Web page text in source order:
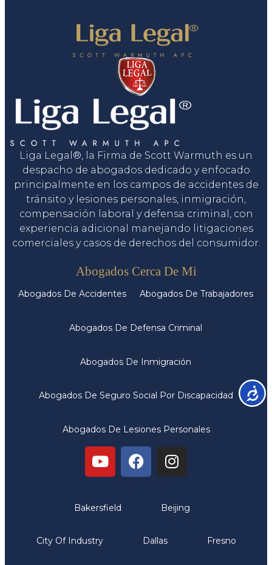
Liga Legal®, la Firma de Scott Warmuth es un
despacho de abogados dedicado y enfocado
principalmente en los campos de accidentes de
tránsito y lesiones personales, inmigración,
compensación laboral y defensa criminal, con
experiencia adicional manejando litigaciones
comerciales y casos de derechos del consumidor.
Abogados Cerca De Mi
Abogados De Accidentes Abogados De Trabajadores
Abogados De Defensa Criminal
Abogados De Inmigración
Abogados De Seguro Social Por Discapacidad
Abogados De Lesiones Personales
Bakersfield Beijing
City Of Industry Dallas Fresno